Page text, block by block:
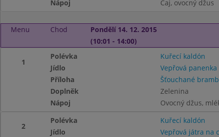
Nápoj Čaj, ovocný džus
Menu Chod
Pondělí 14. 12. 2015
(10:01 - 14:00)
1
Polévka
Kuřecí kaldón
Jídlo
Vepřová
Příloha
Šťouchané
Doplněk
Zelenina
Nápoj
Ovocný džus,
2
Polévka
Kuřecí kaldón
Jídlo
Vepřová játra na